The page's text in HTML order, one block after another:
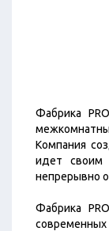
Фабрика
Компания
идет своим
непрерывно
Фабрика
современных